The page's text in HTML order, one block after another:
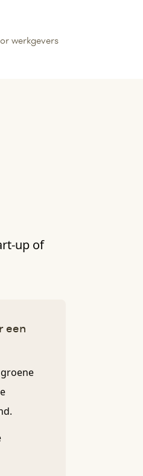
werkgevers
up of
een